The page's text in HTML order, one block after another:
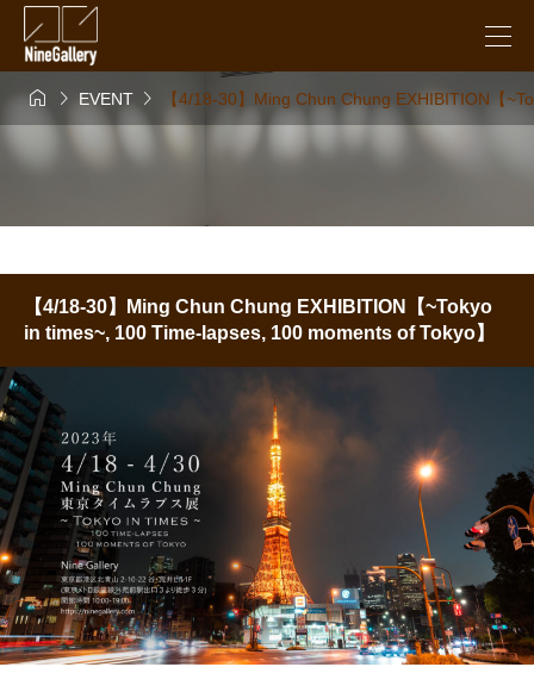
 EVENT  【4/18-30】Ming Chun Chung EXHIBITION【
【4/18-30】Ming Chun Chung EXHIBITION【~Tokyo
in times~, 100 Time-lapses, 100 moments of Tokyo】